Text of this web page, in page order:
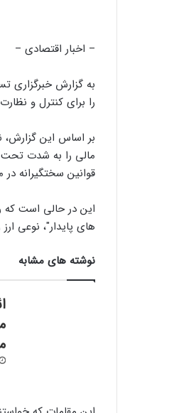
– اخبار اقتصادی –
به گزارش خبرگزاری
را برای کنترل و
بر اساس این
مالی را به شدت تحت
قوانین سختگیرانه
های پایدار"، نوعی
نوشته های مشابه